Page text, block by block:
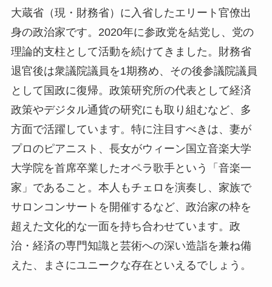
大蔵省（現・財務省）に入省したエリート官僚出
身の政治家です。2020年に参政党を結党し、党の
理論的支柱として活動を続けてきました。財務省
退官後は衆議院議員を1期務め、その後参議院議員
として国政に復帰。政策研究所の代表として経済
政策やデジタル通貨の研究にも取り組むなど、多
方面で活躍しています。特に注目すべきは、妻が
プロのピアニスト、長女がウィーン国立音楽大学
大学院を首席卒業したオペラ歌手という「音楽一
家」であること。本人もチェロを演奏し、家族で
サロンコンサートを開催するなど、政治家の枠を
超えた文化的な一面を持ち合わせています。政
治・経済の専門知識と芸術への深い造詣を兼ね備
えた、まさにユニークな存在といえるでしょう。